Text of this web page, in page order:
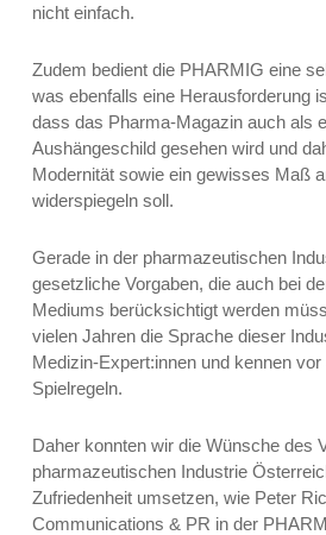
nicht einfach.
Zudem bedient die PHARMIG eine
was ebenfalls eine Herausforderung
dass das Pharma-Magazin auch als
Aushängeschild gesehen wird und
Modernität sowie ein gewisses Maß
widerspiegeln soll.
Gerade in der pharmazeutischen
gesetzliche Vorgaben, die auch bei
Mediums berücksichtigt werden
vielen Jahren die Sprache dieser
Medizin-Expert:innen und kennen
Spielregeln.
Daher konnten wir die Wünsche des
pharmazeutischen Industrie
Zufriedenheit umsetzen, wie Peter
Communications & PR in der